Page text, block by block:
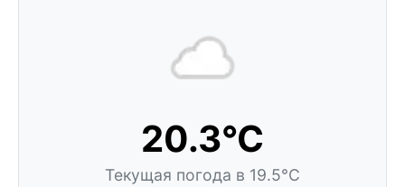
20.3°C
Текущая погода в 19.5°C